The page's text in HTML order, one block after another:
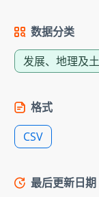
数据分类
发展、地理及
格式
CSV
最后更新日期